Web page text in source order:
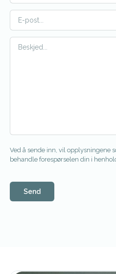
Ved å sende inn, vil opplysningene
behandle forespørselen din i